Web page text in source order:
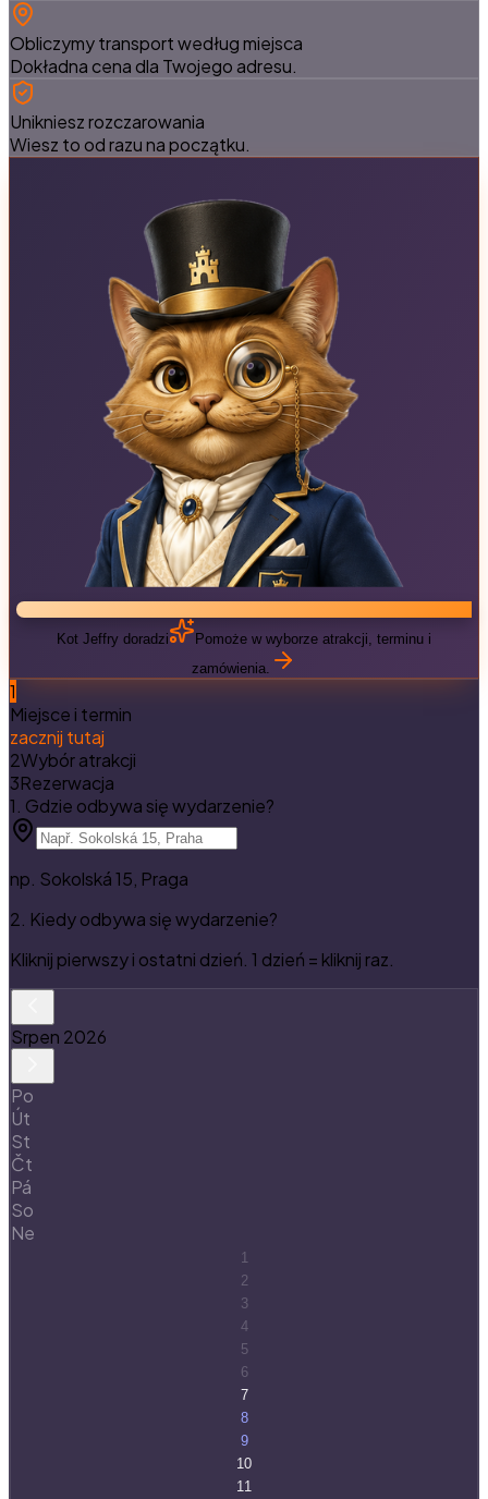
Obliczymy transport według miejsca
Dokładna cena dla Twojego adresu.
Unikniesz rozczarowania
Wiesz to od razu na początku.
Kot Jeffry doradzi
Pomoże w wyborze atrakcji, terminu i
zamówienia.
1
Miejsce i termin
zacznij tutaj
2Wybór atrakcji
3Rezerwacja
1. Gdzie odbywa się wydarzenie?
np. Sokolská 15, Praga
2. Kiedy odbywa się wydarzenie?
Kliknij pierwszy i ostatni dzień. 1 dzień = kliknij raz.
Srpen 2026
Po
Út
St
Čt
Pá
So
Ne
1
2
3
4
5
6
7
8
9
10
11